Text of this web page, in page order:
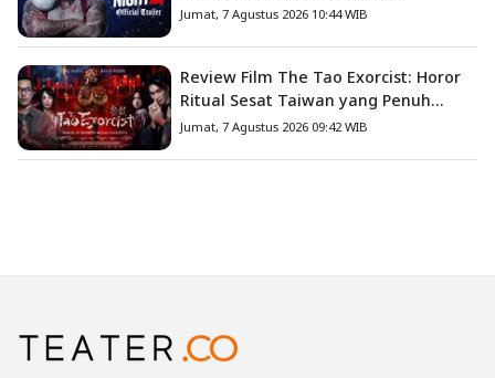
Jumat, 7 Agustus 2026 10:44 WIB
Review Film The Tao Exorcist: Horor
Ritual Sesat Taiwan yang Penuh
Misteri dan Teror Psikologis
Jumat, 7 Agustus 2026 09:42 WIB